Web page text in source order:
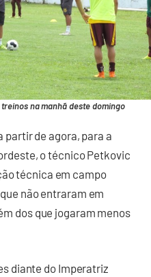
na manhã deste domingo
partir de agora, para a
o técnico Petkovic
técnica em campo
não entraram em
dos que jogaram menos
diante do Imperatriz